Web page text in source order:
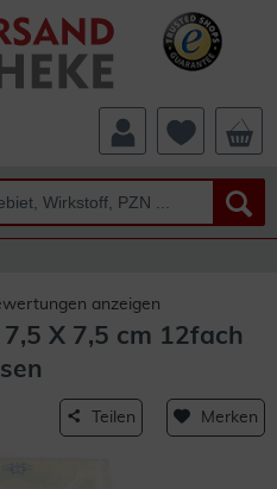
anzeigen
X 7,5 cm 12fach
Teilen Merken